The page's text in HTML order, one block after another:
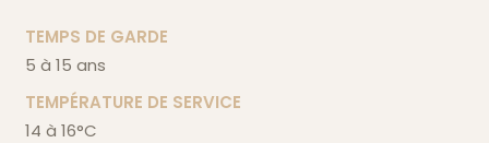
TEMPS DE GARDE
5 à 15 ans
TEMPÉRATURE DE SERVICE
14 à 16°C